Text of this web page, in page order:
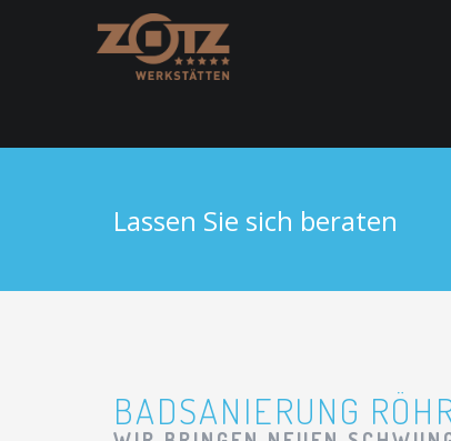
Lassen Sie sich beraten
BADSANIERUNG